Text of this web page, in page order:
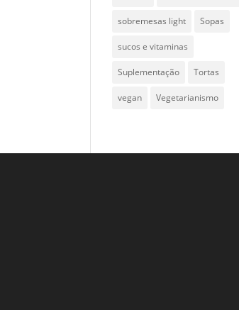
sobremesas light Sopas
sucos e vitaminas
Suplementação Tortas
vegan Vegetarianismo